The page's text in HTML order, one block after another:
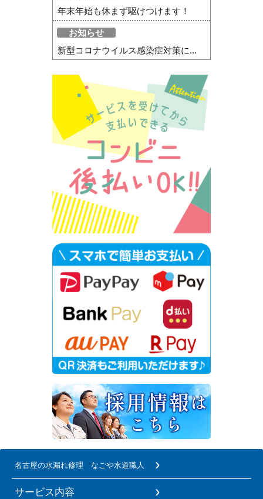
年末年始も休まず駆けつけます！
お知らせ
新型コロナウイルス感染症対策に...
名古屋の水漏れ修理 なごや水道職人
サービス内容